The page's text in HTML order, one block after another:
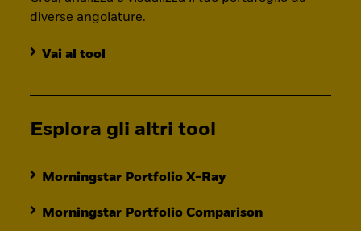
diverse angolature.
Vai al tool
Esplora gli altri tool
Morningstar Portfolio X-Ray
Morningstar Portfolio Comparison